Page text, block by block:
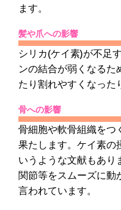
ます。
髪や爪への影響
シリカ(ケイ素)が不足
ンの結合が弱くなるた
たり割れやすくなった
骨への影響
骨細胞や軟骨組織をつ
果たします。ケイ素の
いうような文献もあり
関節等をスムーズに動
言われています。